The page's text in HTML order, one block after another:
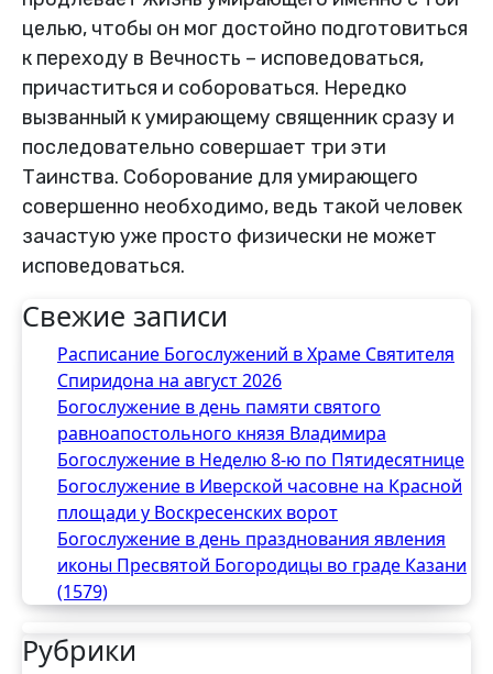
целью, чтобы он мог достойно подготовиться
к переходу в Вечность – исповедоваться,
причаститься и собороваться. Нередко
вызванный к умирающему священник сразу и
последовательно совершает три эти
Таинства. Соборование для умирающего
совершенно необходимо, ведь такой человек
зачастую уже просто физически не может
исповедоваться.
Свежие записи
Расписание Богослужений в Храме Святителя
Спиридона на август 2026
Богослужение в день памяти святого
равноапостольного князя Владимира
Богослужение в Неделю 8-ю по Пятидесятнице
Богослужение в Иверской часовне на Красной
площади у Воскресенских ворот
Богослужение в день празднования явления
иконы Пресвятой Богородицы во граде Казани
(1579)
Рубрики